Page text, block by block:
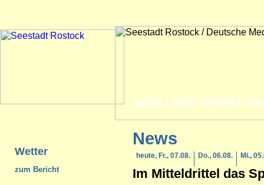
NEWS JOBS EVENTS
Wetter
zum Bericht
News
heute, Fr., 07.08. Do., 06.08. Mi.,
Im Mitteldrittel das